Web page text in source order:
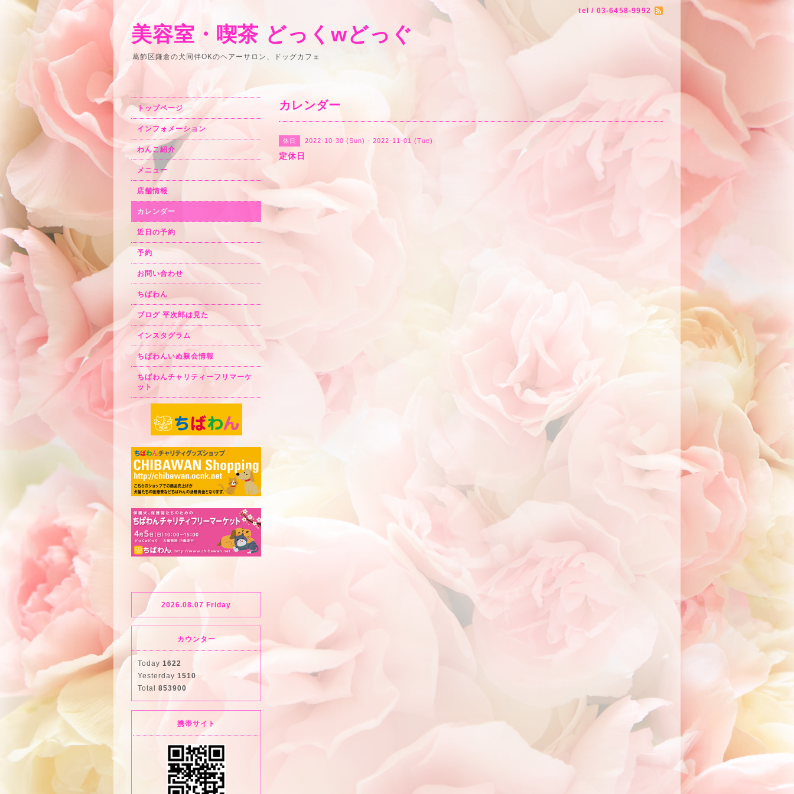
tel / 03-6458-9992
美容室・喫茶 どっくwどっぐ
葛飾区鎌倉の犬同伴OKのヘアーサロン、ドッグカフェ
カレンダー
休日 2022-10-30 (Sun) - 2022-11-01 (Tue)
定休日
トップページ
インフォメーション
わんこ紹介
メニュー
店舗情報
カレンダー
近日の予約
予約
お問い合わせ
ちばわん
ブログ 平次郎は見た
インスタグラム
ちばわんいぬ親会情報
ちばわんチャリティーフリマーケ
ット
2026.08.07 Friday
カウンター
Today 1622
Yesterday 1510
Total 853900
携帯サイト